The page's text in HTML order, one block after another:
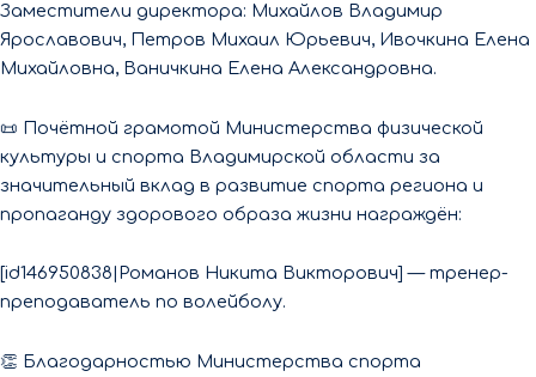
Заместители директора: Михайлов Владимир
Ярославович, Петров Михаил Юрьевич, Ивочкина Елена
Михайловна, Ваничкина Елена Александровна.
📜 Почётной грамотой Министерства физической
культуры и спорта Владимирской области за
значительный вклад в развитие спорта региона и
пропаганду здорового образа жизни награждён:
[id146950838|Романов Никита Викторович] — тренер-
преподаватель по волейболу.
👏 Благодарностью Министерства спорта